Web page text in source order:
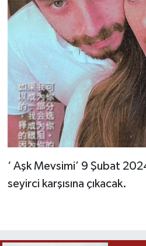
‘ Aşk Mevsimi’ 9 Şubat
seyirci karşısına çıkacak.